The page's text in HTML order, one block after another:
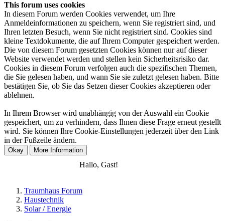
This forum uses cookies
In diesem Forum werden Cookies verwendet, um Ihre
Anmeldeinformationen zu speichern, wenn Sie registriert sind, und
Ihren letzten Besuch, wenn Sie nicht registriert sind. Cookies sind
kleine Textdokumente, die auf Ihrem Computer gespeichert werden.
Die von diesem Forum gesetzten Cookies können nur auf dieser
Website verwendet werden und stellen kein Sicherheitsrisiko dar.
Cookies in diesem Forum verfolgen auch die spezifischen Themen,
die Sie gelesen haben, und wann Sie sie zuletzt gelesen haben. Bitte
bestätigen Sie, ob Sie das Setzen dieser Cookies akzeptieren oder
ablehnen.
In Ihrem Browser wird unabhängig von der Auswahl ein Cookie
gespeichert, um zu verhindern, dass Ihnen diese Frage erneut gestellt
wird. Sie können Ihre Cookie-Einstellungen jederzeit über den Link
in der Fußzeile ändern.
Hallo, Gast!
Traumhaus Forum
Haustechnik
Solar / Energie